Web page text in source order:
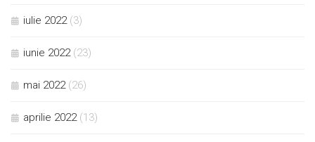
iulie 2022 (3)
iunie 2022 (23)
mai 2022 (26)
aprilie 2022 (13)